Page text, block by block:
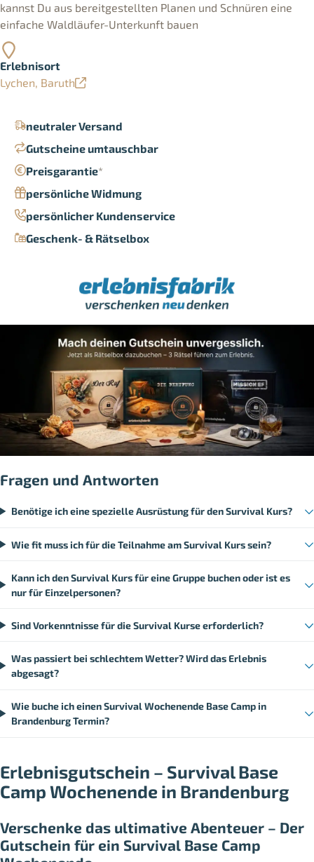
neutraler Versand
Gutscheine umtauschbar
Preisgarantie*
persönliche Widmung
persönlicher Kundenservice
Geschenk- & Rätselbox
kannst Du aus bereitgestellten Planen und Schnüren eine
einfache Waldläufer-Unterkunft bauen
Erlebnisort
Lychen, Baruth
Fragen und Antworten
Benötige ich eine spezielle Ausrüstung für den Survival Kurs?
Wie fit muss ich für die Teilnahme am Survival Kurs sein?
Kann ich den Survival Kurs für eine Gruppe buchen oder ist es
nur für Einzelpersonen?
Sind Vorkenntnisse für die Survival Kurse erforderlich?
Was passiert bei schlechtem Wetter? Wird das Erlebnis
abgesagt?
Wie buche ich einen Survival Wochenende Base Camp in
Brandenburg Termin?
Erlebnisgutschein – Survival Base
Camp Wochenende in Brandenburg
Verschenke das ultimative Abenteuer – Der
Gutschein für ein Survival Base Camp